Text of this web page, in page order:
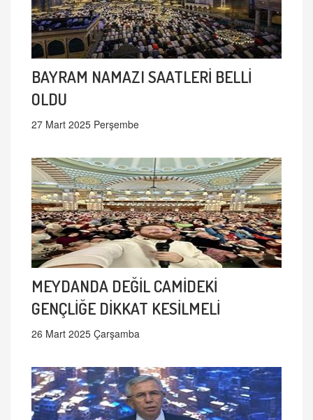
BAYRAM NAMAZI SAATLERİ BELLİ
OLDU
27 Mart 2025 Perşembe
MEYDANDA DEĞİL CAMİDEKİ
GENÇLİĞE DİKKAT KESİLMELİ
26 Mart 2025 Çarşamba